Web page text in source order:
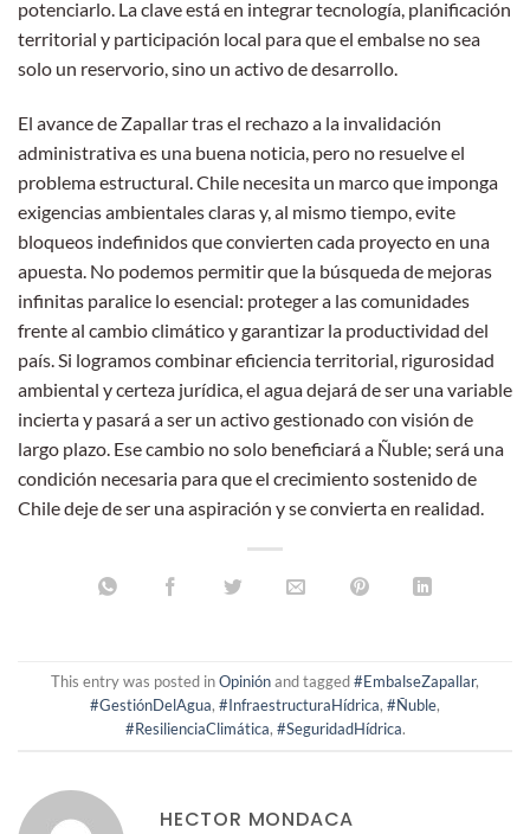
potenciarlo. La clave está en integrar tecnología, planificación
territorial y participación local para que el embalse no sea
solo un reservorio, sino un activo de desarrollo.
El avance de Zapallar tras el rechazo a la invalidación
administrativa es una buena noticia, pero no resuelve el
problema estructural. Chile necesita un marco que imponga
exigencias ambientales claras y, al mismo tiempo, evite
bloqueos indefinidos que convierten cada proyecto en una
apuesta. No podemos permitir que la búsqueda de mejoras
infinitas paralice lo esencial: proteger a las comunidades
frente al cambio climático y garantizar la productividad del
país. Si logramos combinar eficiencia territorial, rigurosidad
ambiental y certeza jurídica, el agua dejará de ser una variable
incierta y pasará a ser un activo gestionado con visión de
largo plazo. Ese cambio no solo beneficiará a Ñuble; será una
condición necesaria para que el crecimiento sostenido de
Chile deje de ser una aspiración y se convierta en realidad.
This entry was posted inOpiniónand tagged#EmbalseZapallar,
#GestiónDelAgua, #InfraestructuraHídrica, #Ñuble,
#ResilienciaClimática, #SeguridadHídrica.
HECTOR MONDACA